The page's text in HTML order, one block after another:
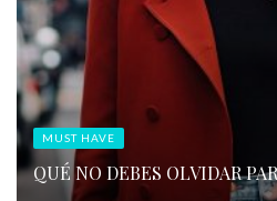
MUST HAVE
QUÉ NO DEBES OLVIDAR